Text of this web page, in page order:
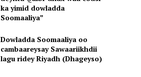
ka yimid dowladda
Soomaaliya”
Dowladda Soomaaliya oo
cambaareysay Sawaariikhdii
lagu ridey Riyadh (Dhageyso)